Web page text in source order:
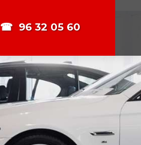
☎ 96 32 05 60​